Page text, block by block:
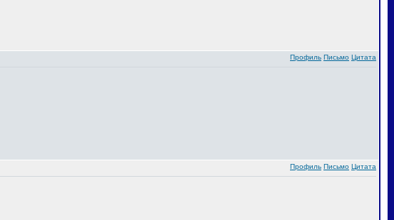
Профиль Письмо Цитата
Профиль Письмо Цитата